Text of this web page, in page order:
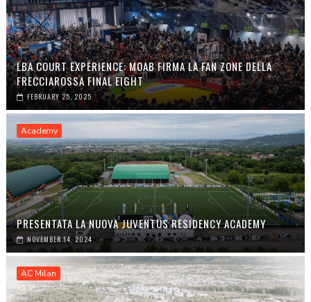
LBA COURT EXPERIENCE: MOAB FIRMA LA FAN ZONE DELLA
FRECCIAROSSA FINAL EIGHT
FEBRUARY 25, 2025
Academy
PRESENTATA LA NUOVA JUVENTUS RESIDENCY ACADEMY
NOVEMBER 14, 2024
AC Milan